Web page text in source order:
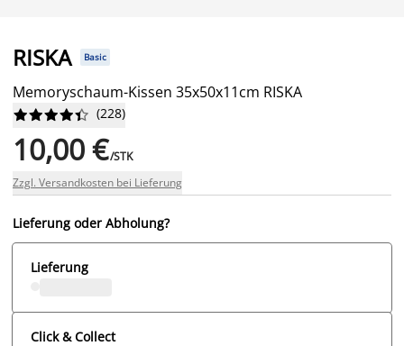
RISKA Basic
Memoryschaum-Kissen 35x50x11cm RISKA





 (228)
10,00 €/STK
Zzgl. Versandkosten bei Lieferung
Lieferung oder Abholung?
Lieferung
Click & Collect